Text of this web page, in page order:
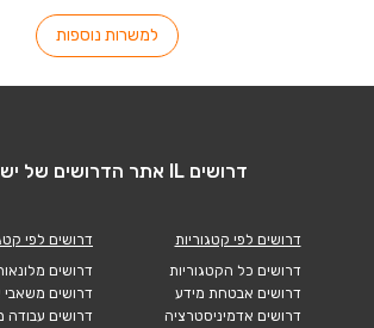
למשרות נוספות
דרושים IL אתר הדרושים של ישראל
דרושים לפי קטגוריות
דרושים כל הקטגוריות
דרושים אבטחת מידע
דרושים אדמיניסטרציה
דרושים לפי
דרושים
דרושים משאבי
דרושים עבודה